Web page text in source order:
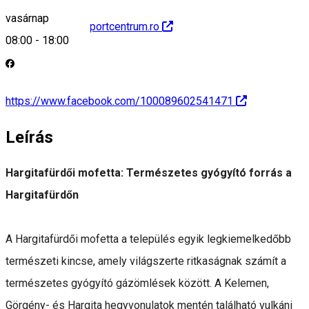
vasárnap
08:00 - 18:00
http://www.csikisportcentrum.ro
https://www.facebook.com/100089602541471
Leírás
Hargitafürdői mofetta: Természetes gyógyító forrás a
Hargitafürdőn
A Hargitafürdői mofetta a település egyik legkiemelkedőbb
természeti kincse, amely világszerte ritkaságnak számít a
természetes gyógyító gázömlések között. A Kelemen,
Görgény- és Hargita hegyvonulatok mentén található vulkáni